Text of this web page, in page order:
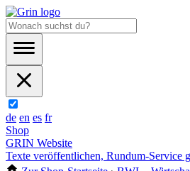
de en es fr
Shop
GRIN Website
Texte veröffentlichen, Rundum-Service